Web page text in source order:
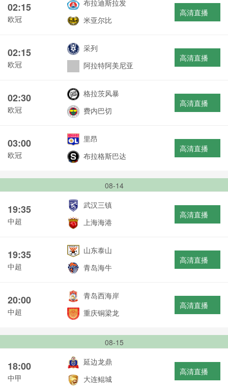
02:15
欧冠
布拉迪斯拉发
米亚尔比
高清直播
02:15
欧冠
采列
阿拉特阿美尼亚
高清直播
02:30
欧冠
格拉茨风暴
费内巴切
高清直播
03:00
欧冠
里昂
布拉格斯巴达
高清直播
08-14
19:35
中超
武汉三镇
上海海港
高清直播
19:35
中超
山东泰山
青岛海牛
高清直播
20:00
中超
青岛西海岸
重庆铜梁龙
高清直播
08-15
18:00
中甲
延边龙鼎
大连鲲城
高清直播